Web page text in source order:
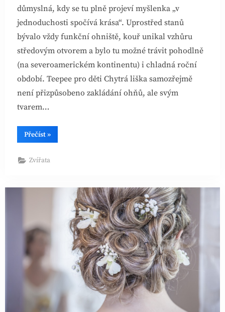
důmyslná, kdy se tu plně projeví myšlenka „v
jednoduchosti spočívá krása“. Uprostřed stanů
bývalo vždy funkční ohniště, kouř unikal vzhůru
středovým otvorem a bylo tu možné trávit pohodlně
(na severoamerickém kontinentu) i chladná roční
období. Teepee pro děti Chytrá liška samozřejmě
není přizpůsobeno zakládání ohňů, ale svým
tvarem…
Přečíst“Teepee
pro
hračka
»
Zvířata